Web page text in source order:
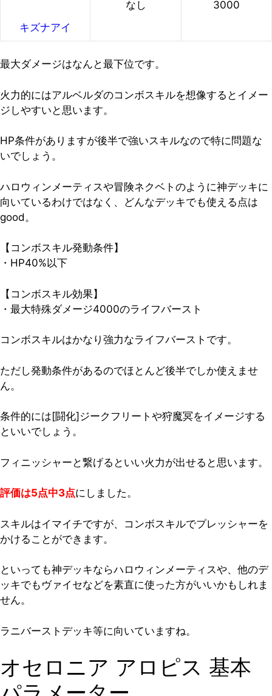
キズナアイ
なし 3000
最大ダメージはなんと最下位です。
火力的にはアルベルダのコンボスキルを想像するとイメー
ジしやすいと思います。
HP条件がありますが後半で強いスキルなので特に問題な
いでしょう。
ハロウィンメーティスや冒険ネクベトのように神デッキに
向いているわけではなく、 どんなデッキでも使える点は
good 。
【コンボスキル発動条件】
・HP40%以下
【コンボスキル効果】
・最大特殊ダメージ4000のライフバースト
コンボスキルはかなり強力なライフバーストです。
ただし発動条件があるのでほとんど後半でしか使えませ
ん。
条件的には[闘化]ジークフリートや狩魔冥をイメージする
といいでしょう。
フィニッシャーと繋げるといい火力が出せると思います。
評価は5点中3点にしました。
スキルはイマイチですが、コンボスキルでプレッシャーを
かけることができます。
といっても神デッキならハロウィンメーティスや、他のデ
ッキでもヴァイセなどを素直に使った方がいいかもしれま
せん。
ラニバーストデッキ等に向いていますね。
オセロニア アロピス 基本